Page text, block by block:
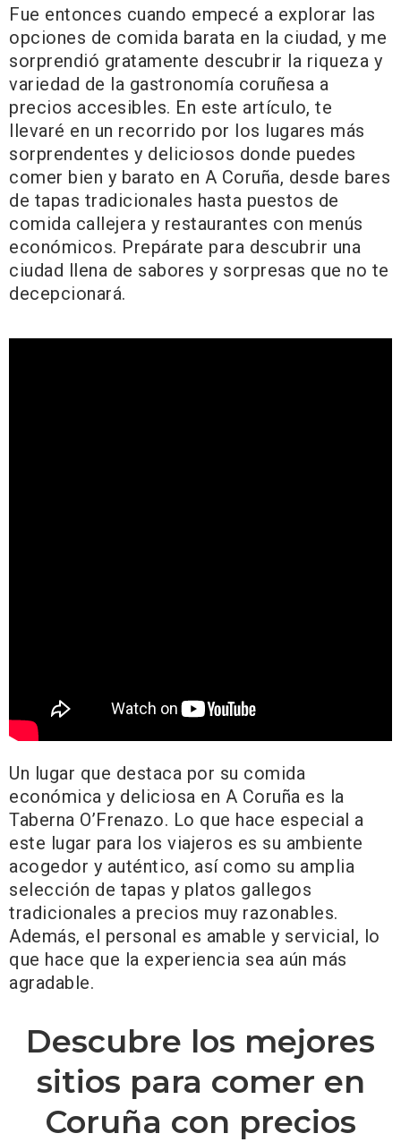
Fue entonces cuando empecé a explorar las
opciones de comida barata en la ciudad, y me
sorprendió gratamente descubrir la riqueza y
variedad de la gastronomía coruñesa a
precios accesibles. En este artículo, te
llevaré en un recorrido por los lugares más
sorprendentes y deliciosos donde puedes
comer bien y barato en A Coruña, desde bares
de tapas tradicionales hasta puestos de
comida callejera y restaurantes con menús
económicos. Prepárate para descubrir una
ciudad llena de sabores y sorpresas que no te
decepcionará.
Un lugar que destaca por su comida
económica y deliciosa en A Coruña es la
Taberna O’Frenazo. Lo que hace especial a
este lugar para los viajeros es su ambiente
acogedor y auténtico, así como su amplia
selección de tapas y platos gallegos
tradicionales a precios muy razonables.
Además, el personal es amable y servicial, lo
que hace que la experiencia sea aún más
agradable.
Descubre los mejores
sitios para comer en
Coruña con precios